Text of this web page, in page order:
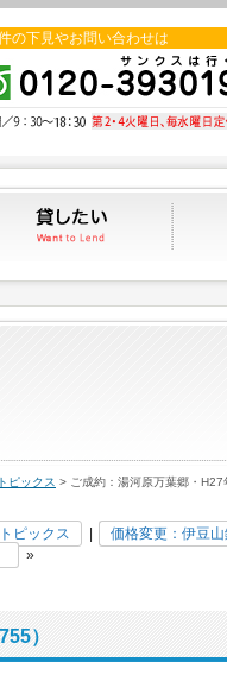
の下見やお問い合わせは
貸したい
トピックス > ご成約：湯河原万葉郷・H27
トピックス
価格変更：伊豆
»
）